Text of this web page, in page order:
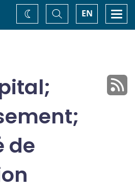
EN
Basculer
la
recherche
Changez
de
de